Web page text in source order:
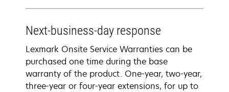
Next-business-day response
Lexmark Onsite Service Warranties can be
purchased one time during the base
warranty of the product. One-year, two-year,
three-year or four-year extensions, for up to